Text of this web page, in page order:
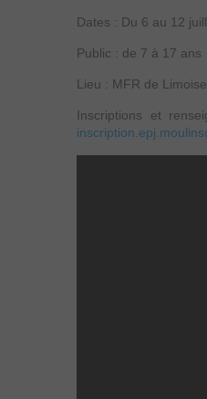
Dates : Du 6 au 12
Public : de 7 à 17 ans
Lieu : MFR de
Inscriptions et